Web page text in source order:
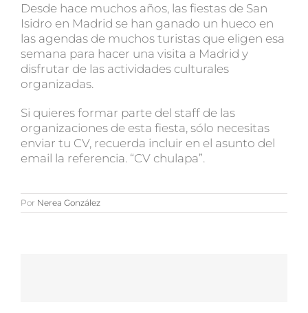
Desde hace muchos años, las fiestas de San
Isidro en Madrid se han ganado un hueco en
las agendas de muchos turistas que eligen esa
semana para hacer una visita a Madrid y
disfrutar de las actividades culturales
organizadas.
Si quieres formar parte del staff de las
organizaciones de esta fiesta, sólo necesitas
enviar tu CV, recuerda incluir en el asunto del
email la referencia. “CV chulapa”.
Por Nerea González